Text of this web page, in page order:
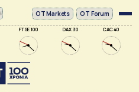
FTSE 100 DAX 30 CAC 40
ΟΤ Markets OT Forum